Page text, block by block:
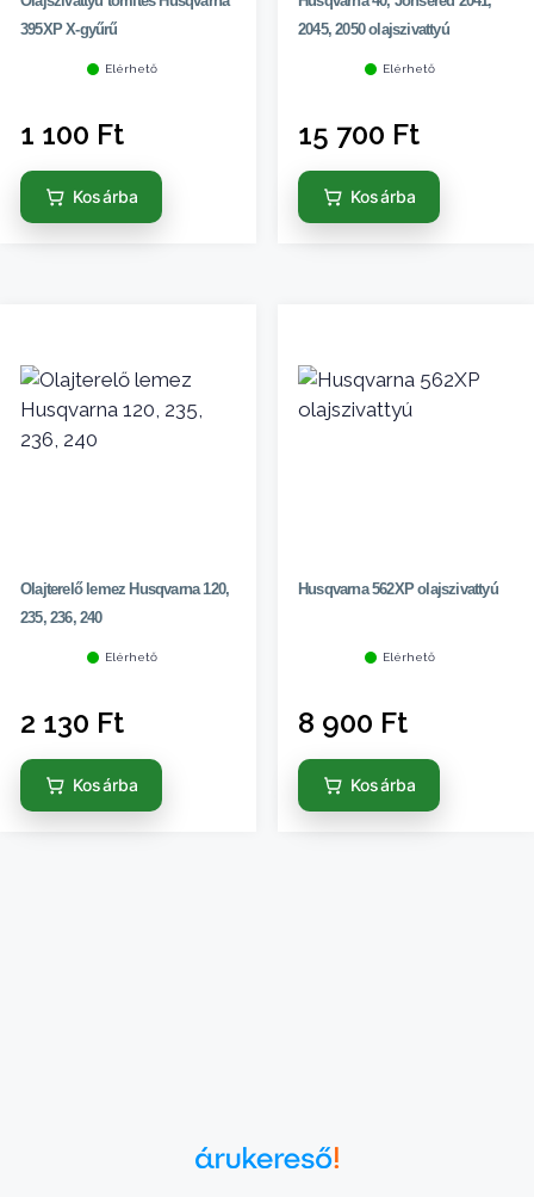
395XP X-gyűrű
Elérhető
1 100 Ft
Kosárba
2045, 2050 olajszivattyú
Elérhető
15 700 Ft
Kosárba
Olajterelő lemez Husqvarna 120,
235, 236, 240
Elérhető
2 130 Ft
Kosárba
Husqvarna 562XP olajszivattyú
Elérhető
8 900 Ft
Kosárba